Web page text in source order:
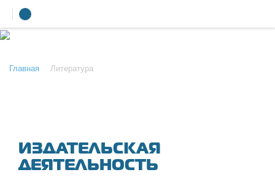
ПРЕСС-ЦЕНТР
О КОМПАНИИ
Главная Литература
ИЗДАТЕЛЬСКАЯ
ДЕЯТЕЛЬНОСТЬ